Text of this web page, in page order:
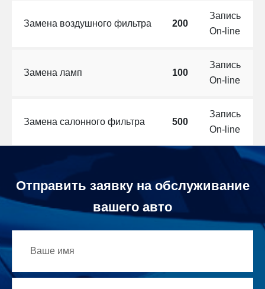
Замена воздушного фильтра 200
Запись
On-line
Замена ламп 100
Запись
On-line
Замена салонного фильтра 500
Запись
On-line
Отправить заявку на обслуживание
вашего авто